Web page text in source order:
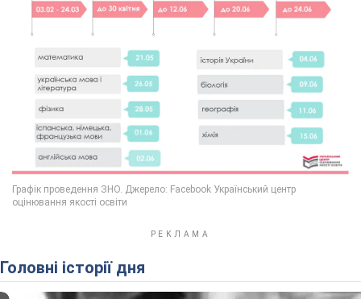
Головні історії дня